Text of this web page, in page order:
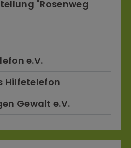
"Rosenweg
e.V.
Hilfetelefon
Gewalt e.V.